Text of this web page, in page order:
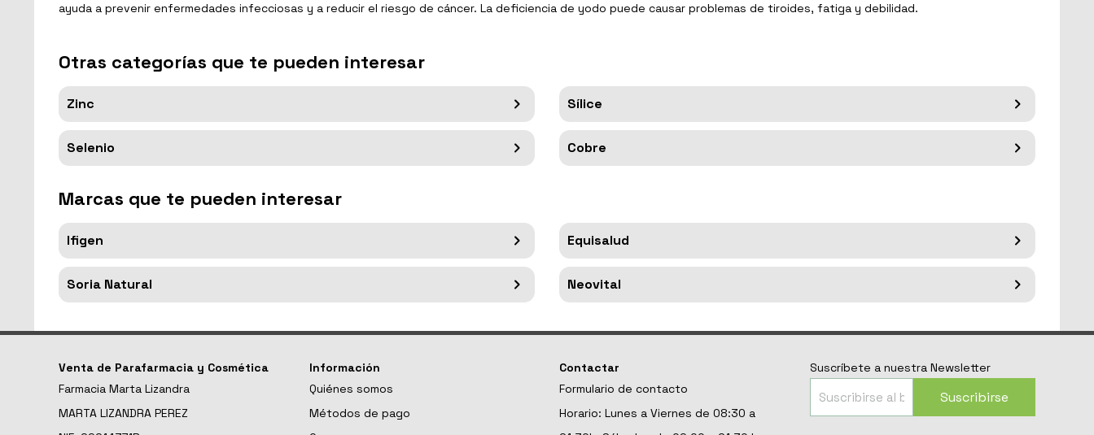
ayuda a prevenir enfermedades infecciosas y a reducir el riesgo de cáncer. La deficiencia de yodo puede causar problemas de tiroides, fatiga y debilidad.
Otras categorías que te pueden interesar
Zinc Sílice
Selenio Cobre
Marcas que te pueden interesar
Ifigen Equisalud
Soria Natural Neovital
Venta de Parafarmacia y Cosmética
Farmacia Marta Lizandra
MARTA LIZANDRA PEREZ
Información
Quiénes somos
Métodos de pago
Contactar
Formulario de contacto
Horario: Lunes a Viernes de 08:30 a
Suscríbete a nuestra Newsletter
Suscribirse